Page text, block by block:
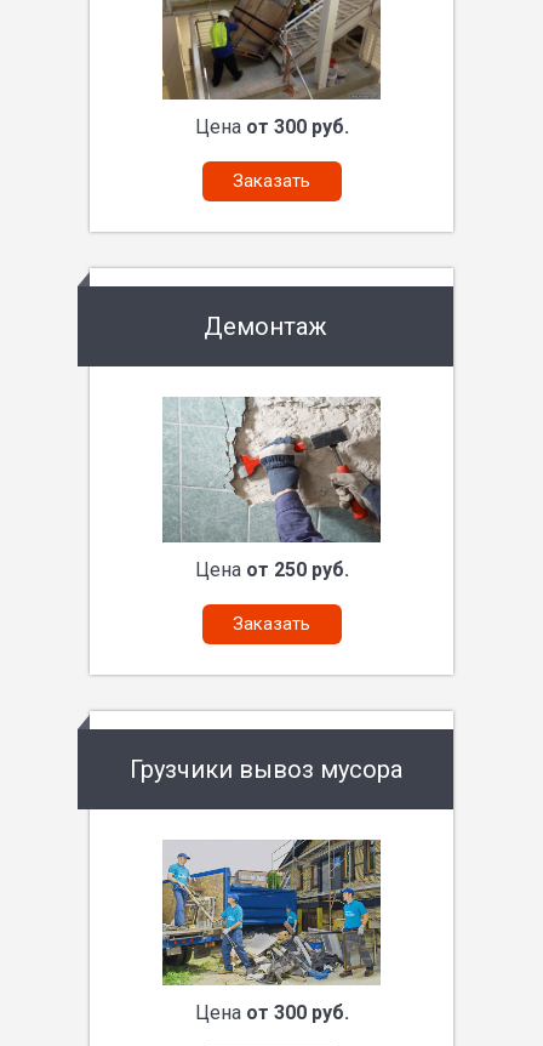
Цена от 300 руб.
Заказать
Демонтаж
Цена от 250 руб.
Заказать
Грузчики вывоз мусора
Цена от 300 руб.